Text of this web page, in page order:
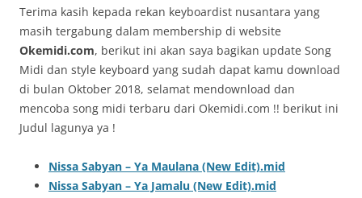
Terima kasih kepada rekan keyboardist nusantara yang
masih tergabung dalam membership di website
Okemidi.com, berikut ini akan saya bagikan update Song
Midi dan style keyboard yang sudah dapat kamu download
di bulan Oktober 2018, selamat mendownload dan
mencoba song midi terbaru dari Okemidi.com !! berikut ini
Judul lagunya ya !
Nissa Sabyan – Ya Maulana (New Edit).mid
Nissa Sabyan – Ya Jamalu (New Edit).mid